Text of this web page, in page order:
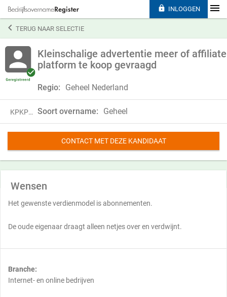
TERUG NAAR SELECTIE
Kleinschalige advertentie meer of affiliate
platform te koop gevraagd
Regio: Geheel Nederland
KPKP18QLL86Q Soort overname: Geheel
CONTACT MET DEZE KANDIDAAT
Wensen
Het gewenste verdienmodel is abonnementen.
De oude eigenaar draagt alleen netjes over en verdwijnt.
Branche:
Internet- en online bedrijven
 INLOGGEN